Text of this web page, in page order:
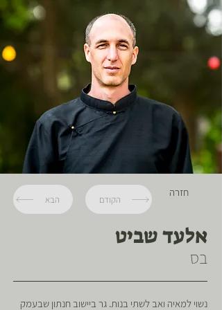
הבא הקודם
חזרה
אלעד שביט
בס
נשוי למאיה ואב לשתי בנות. גר ביישוב חנתון שבעמק